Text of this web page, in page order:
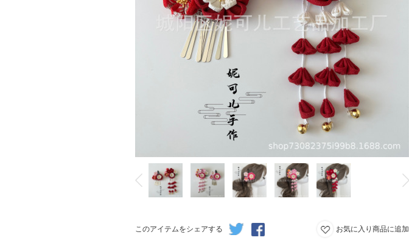
このアイテムをシェアする お気に入り商品に追加
支持生产加工，给样、给图、给料生产
全店满200元包邮（偏远地区和港澳台不包邮）
购买前须知：
2.工期因订单量而订，正常不会超过7天，急单客户可先联系